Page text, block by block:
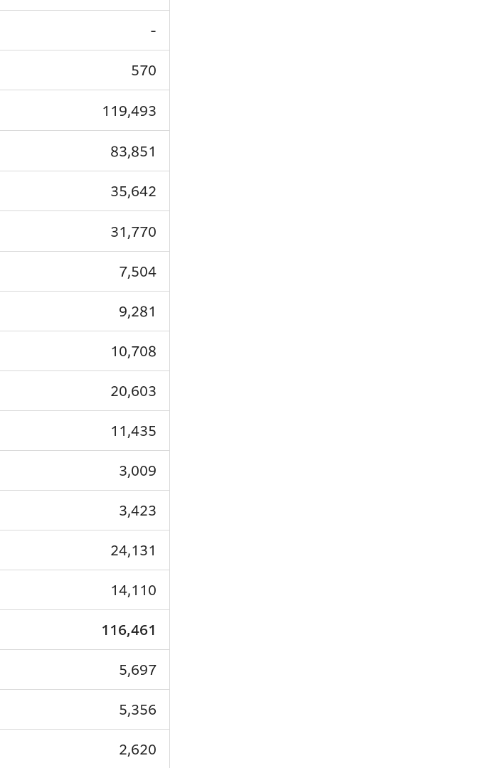
-
570
119,493
83,851
35,642
31,770
7,504
9,281
10,708
20,603
11,435
3,009
3,423
24,131
14,110
116,461
5,697
5,356
2,620